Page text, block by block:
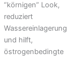
“körnigen” Look,
reduziert
und hilft,
östrogenbedingte